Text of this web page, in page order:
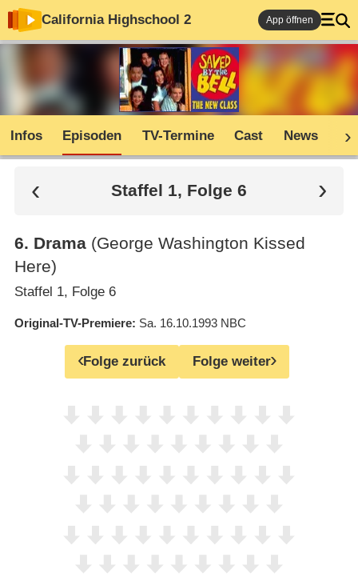
California Highschool 2 App öffnen
Infos Episoden TV-Termine Cast News
Staffel 1, Folge 6
6. Drama (George Washington Kissed
Here)
Staffel 1, Folge 6
Original-TV-Premiere Sa. 16.10.1993 NBC
Folge zurück Folge weiter